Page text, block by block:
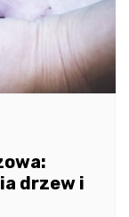
drzew i